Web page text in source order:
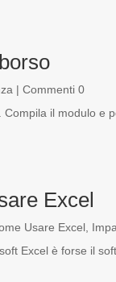
| Commenti 0
il modulo e
Excel
Usare Excel,
Excel è forse il